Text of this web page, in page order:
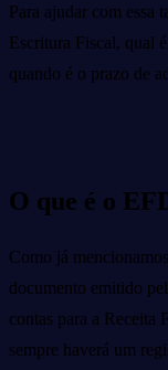
Para ajudar com essa
Escritura Fiscal, qual
quando é o prazo de
O que é o
Como já
documento emitido
contas para a Receita
sempre haverá um